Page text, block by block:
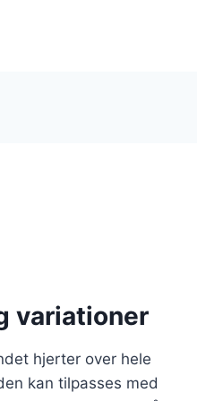
variationer
hjerter over hele
kan tilpasses med